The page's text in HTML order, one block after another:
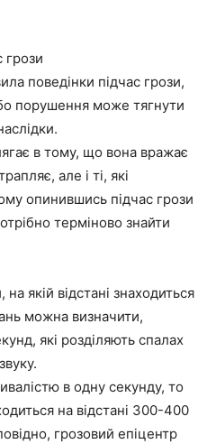
грози
поведінки підчас грози,
порушення може тягнути
в тому, що вона вражає
але і ті, які
опинившись підчас грози
терміново знайти
якій відстані знаходиться
можна визначити,
які розділяють спалах
в одну секунду, то
на відстані 300-400
грозовий епіцентр